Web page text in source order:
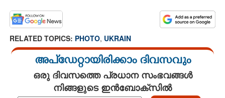
ZOOM
CONTACT US
RELATED TOPICS: PHOTO, UKRAIN
അപ്ഡേറ്റായിരിക്കാം ദിവസവും
ഒരു ദിവസത്തെ പ്രധാന സംഭവങ്ങൾ
നിങ്ങളുടെ ഇൻബോക്സിൽ